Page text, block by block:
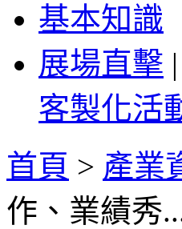
基本知識
展場直擊 |
客製化活
首頁 > 產業
作、業績秀